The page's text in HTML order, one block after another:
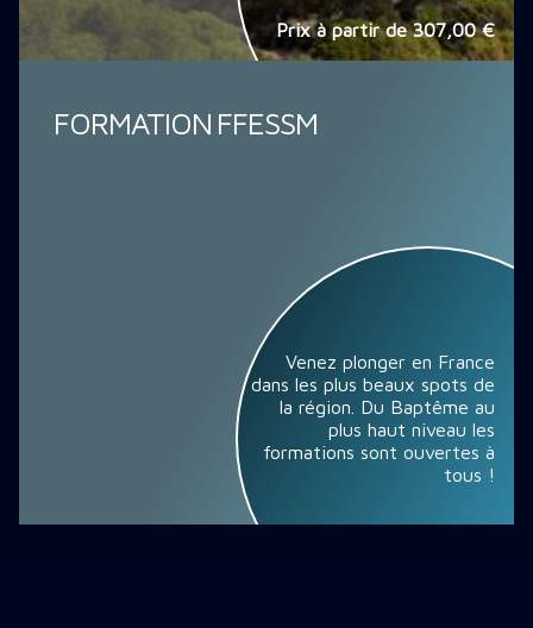
Prix à partir de307,00 €
FORMATION FFESSM
Venez plonger en France
dans les plus beaux spots de
la région. Du Baptême au
plus haut niveau les
formations sont ouvertes à
tous !